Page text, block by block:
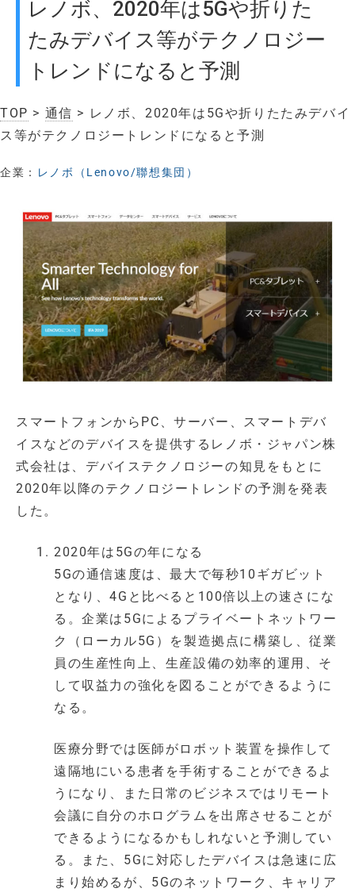
レノボ、2020年は5Gや折りた
たみデバイス等がテクノロジー
トレンドになると予測
TOP > 通信 > レノボ、2020年は5Gや折りたたみデバイ
ス等がテクノロジートレンドになると予測
企業： レノボ（Lenovo/聯想集団）
スマートフォンからPC、サーバー、スマートデバ
イスなどのデバイスを提供するレノボ・ジャパン株
式会社は、デバイステクノロジーの知見をもとに
2020年以降のテクノロジートレンドの予測を発表
した。
2020年は5Gの年になる
5Gの通信速度は、最大で毎秒10ギガビット
となり、4Gと比べると100倍以上の速さにな
る。企業は5Gによるプライベートネットワー
ク（ローカル5G）を製造拠点に構築し、従業
員の生産性向上、生産設備の効率的運用、そ
して収益力の強化を図ることができるように
なる。
医療分野では医師がロボット装置を操作して
遠隔地にいる患者を手術することができるよ
うになり、また日常のビジネスではリモート
会議に自分のホログラムを出席させることが
できるようになるかもしれないと予測してい
る。また、5Gに対応したデバイスは急速に広
まり始めるが、5Gのネットワーク、キャリア